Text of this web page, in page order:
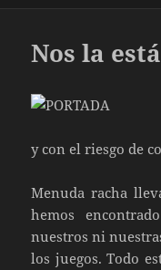
Nos la
y con el riesgo de
Menuda racha
hemos
nuestros ni
los juegos. Todo